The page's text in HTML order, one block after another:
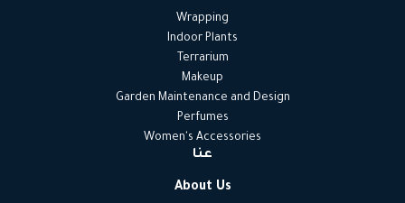
Wrapping
Indoor Plants
Terrarium
Makeup
Garden Maintenance and Design
Perfumes
Women's Accessories
عنا
About Us